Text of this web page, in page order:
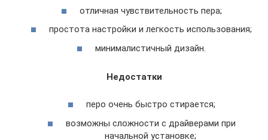
отличная чувствительность пера;
простота настройки и легкость использования;
минималистичный дизайн.
Недостатки
перо очень быстро стирается;
возможны сложности с драйверами при
начальной установке;